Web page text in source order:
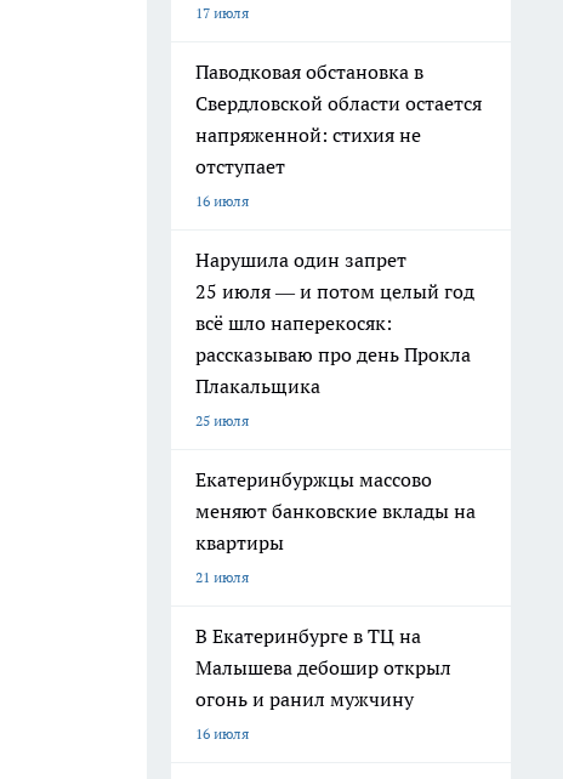
17 июля
Паводковая обстановка в
Свердловской области остается
напряженной: стихия не
отступает
16 июля
Нарушила один запрет
25 июля — и потом целый год
всё шло наперекосяк:
рассказываю про день Прокла
Плакальщика
25 июля
Екатеринбуржцы массово
меняют банковские вклады на
квартиры
21 июля
В Екатеринбурге в ТЦ на
Малышева дебошир открыл
огонь и ранил мужчину
16 июля